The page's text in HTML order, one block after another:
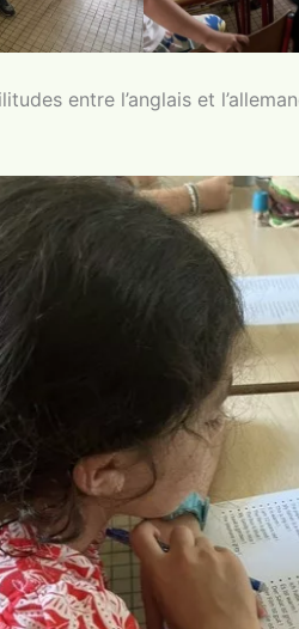
entre l’anglais et